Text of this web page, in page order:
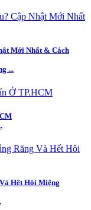
Mới Nhất & Cách
...
Hết Hôi Miệng